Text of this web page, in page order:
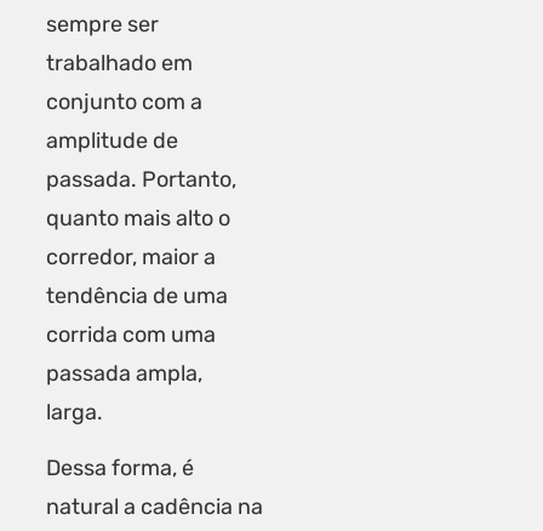
sempre ser
trabalhado em
conjunto com a
amplitude de
passada. Portanto,
quanto mais alto o
corredor, maior a
tendência de uma
corrida com uma
passada ampla,
larga.
Dessa forma, é
natural a cadência na